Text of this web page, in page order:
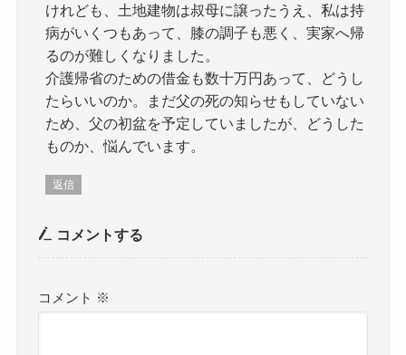
けれども、土地建物は叔母に譲ったうえ、私は持
病がいくつもあって、膝の調子も悪く、実家へ帰
るのが難しくなりました。
介護帰省のための借金も数十万円あって、どうし
たらいいのか。まだ父の死の知らせもしていない
ため、父の初盆を予定していましたが、どうした
ものか、悩んでいます。
返信
コメントする
コメント ※